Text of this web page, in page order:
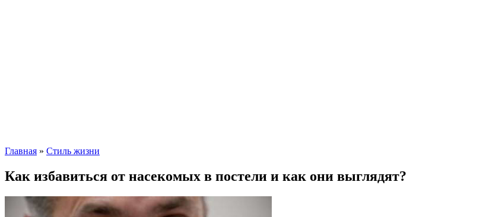
Главная » Стиль жизни
Как избавиться от насекомых в постели и как они выглядят?